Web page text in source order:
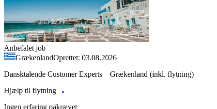
Anbefalet job
GrækenlandOprettet: 03.08.2026
Dansktalende Customer Experts – Grækenland (inkl. flytning)
Hjælp til flytning
Ingen erfaring påkrævet